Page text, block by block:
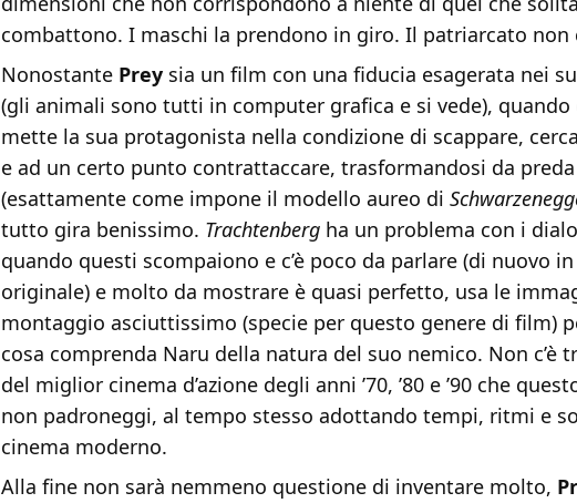
combattono. I maschi la prendono in giro. Il patriarcato non
Nonostante Prey sia un film con una fiducia esagerata nei
(gli animali sono tutti in computer grafica e si vede), quando
mette la sua protagonista nella condizione di scappare,
e ad un certo punto contrattaccare, trasformandosi da
(esattamente come impone il modello aureo di
tutto gira benissimo. Trachtenberg ha un problema con i
quando questi scompaiono e c’è poco da parlare (di nuovo
originale) e molto da mostrare è quasi perfetto, usa le
montaggio asciuttissimo (specie per questo genere di film)
cosa comprenda Naru della natura del suo nemico. Non c’è
del miglior cinema d’azione degli anni ’70, ’80 e ’90 che
non padroneggi, al tempo stesso adottando tempi, ritmi e
cinema moderno.
Alla fine non sarà nemmeno questione di inventare molto,